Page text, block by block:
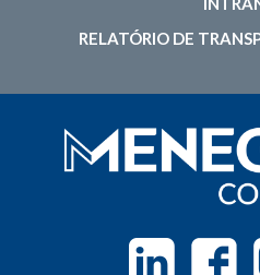
RELATÓRIO DE
Linkedin